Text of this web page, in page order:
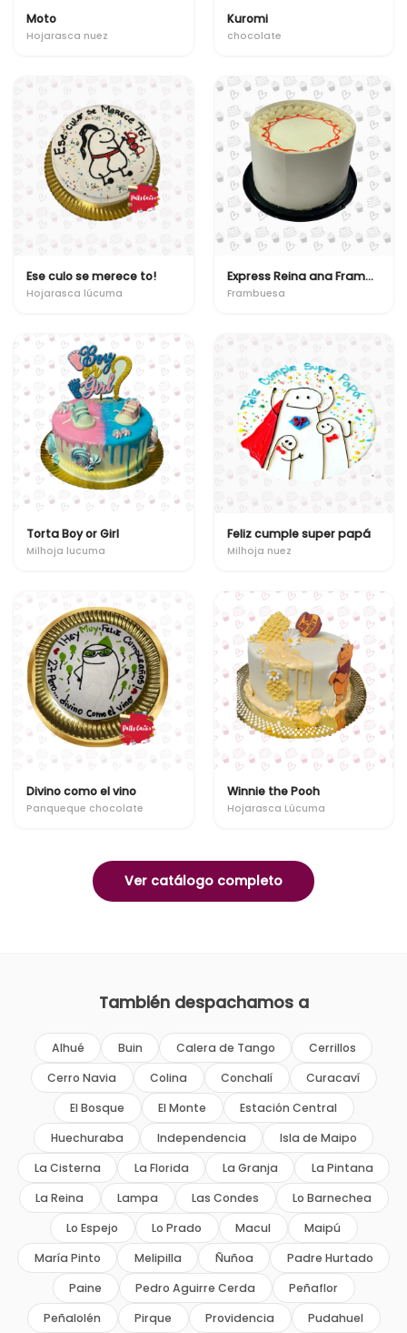
Moto
Hojarasca nuez
Kuromi
chocolate
Ese culo se merece to!
Hojarasca lúcuma
Express Reina ana Frambuesa (Bizcocho-Milhojas)
Frambuesa
Torta Boy or Girl
Milhoja lucuma
Feliz cumple super papá
Milhoja nuez
Divino como el vino
Panqueque chocolate
Winnie the Pooh
Hojarasca Lúcuma
Ver catálogo completo
También despachamos a
Alhué Buin Calera de Tango
Cerrillos
Cerro Navia
Colina Conchalí
Curacaví
El Bosque
El Monte
Estación Central
Huechuraba
Independencia
Isla de Maipo
La Cisterna
La Florida La Granja
La Pintana
La Reina
Lampa Las Condes
Lo Barnechea
Lo Espejo
Lo Prado Macul
Maipú
María Pinto
Melipilla Ñuñoa
Padre Hurtado
Paine
Pedro Aguirre Cerda
Peñaflor
Peñalolén
Pirque Providencia Pudahuel